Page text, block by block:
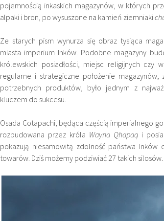
pojemnością inkaskich magazynów, w których
alpaki i bron, po wysuszone na kamień ziemniaki
Ze starych pism wynurza się obraz tysiąca
miasta imperium Inków. Podobne magazyny
królewskich posiadłości, miejsc religijnych czy
regularne i strategiczne położenie
potrzebnych produktów, było jednym z
kluczem do sukcesu.
Osada Cotapachi, będąca częścią imperialnego
rozbudowana przez króla Wayna Qhapaq i
pokazują niesamowitą zdolność państwa
towarów. Dziś możemy podziwiać 27 takich silosów.